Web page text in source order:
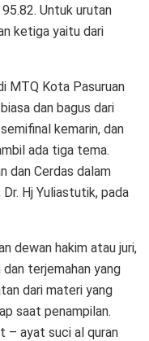
Untuk urutan
ketiga yaitu dari
MTQ Kota Pasuruan
dan bagus dari
kemarin, dan
ada tiga tema.
dan Cerdas dalam
Hj Yuliastutik, pada
dewan hakim atau juri,
terjemahan yang
dari materi yang
saat penampilan.
– ayat suci al quran